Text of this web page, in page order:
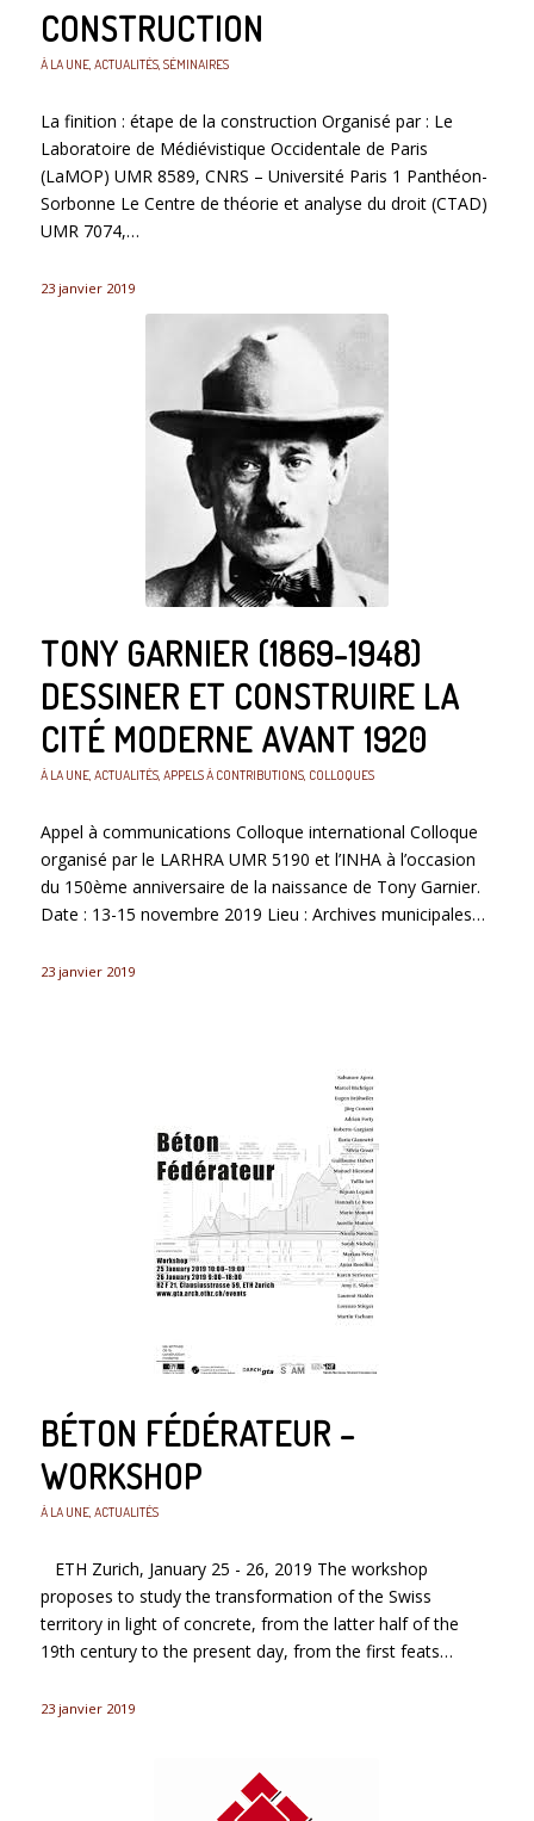
CONSTRUCTION
À LA UNE, ACTUALITÉS, SÉMINAIRES
La finition : étape de la construction Organisé par : Le
Laboratoire de Médiévistique Occidentale de Paris
(LaMOP) UMR 8589, CNRS – Université Paris 1 Panthéon-
Sorbonne Le Centre de théorie et analyse du droit (CTAD)
UMR 7074,…
23 janvier 2019
TONY GARNIER (1869-1948)
DESSINER ET CONSTRUIRE LA
CITÉ MODERNE AVANT 1920
À LA UNE, ACTUALITÉS, APPELS À CONTRIBUTIONS, COLLOQUES
Appel à communications Colloque international Colloque
organisé par le LARHRA UMR 5190 et l’INHA à l’occasion
du 150ème anniversaire de la naissance de Tony Garnier.
Date : 13-15 novembre 2019 Lieu : Archives municipales…
23 janvier 2019
BÉTON FÉDÉRATEUR –
WORKSHOP
À LA UNE, ACTUALITÉS
ETH Zurich, January 25 - 26, 2019 The workshop
proposes to study the transformation of the Swiss
territory in light of concrete, from the latter half of the
19th century to the present day, from the first feats…
23 janvier 2019